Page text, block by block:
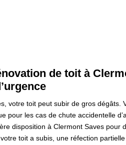
de toit à
votre toit peut subir de gros dégâts.
pour les cas de chute accidentelle
disposition à Clermont Saves pour
toit a subis, une réfection